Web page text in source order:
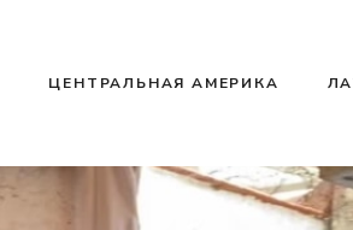
ЦЕНТРАЛЬНАЯ АМЕРИКА